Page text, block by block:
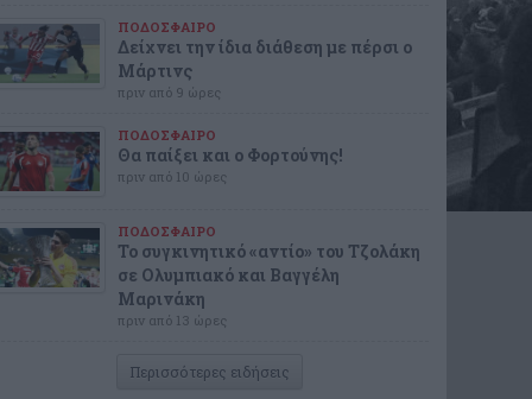
ΠΟΔΟΣΦΑΙΡΟ
Δείχνει την ίδια διάθεση με πέρσι ο
Μάρτινς
πριν από 9 ώρες
ΠΟΔΟΣΦΑΙΡΟ
Θα παίξει και ο Φορτούνης!
πριν από 10 ώρες
ΠΟΔΟΣΦΑΙΡΟ
Το συγκινητικό «αντίο» του Τζολάκη
σε Ολυμπιακό και Βαγγέλη
Μαρινάκη
πριν από 13 ώρες
Περισσότερες ειδήσεις